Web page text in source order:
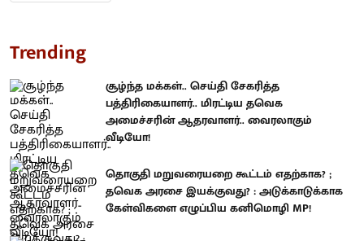
Trending
சூழ்ந்த மக்கள்.. செய்தி சேகரித்த
பத்திரிகையாளர்.. மிரட்டிய தவெக
அமைச்சரின் ஆதரவாளர்.. வைரலாகும்
வீடியோ!
தொகுதி மறுவரையறை கூட்டம் எதற்காக? ;
தவெக அரசை இயக்குவது? : அடுக்காடுக்காக
கேள்விகளை எழுப்பிய கனிமொழி MP!